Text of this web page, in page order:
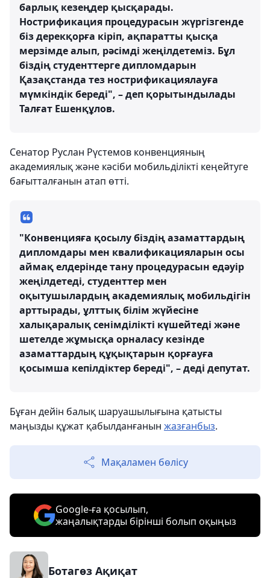
барлық кезеңдер қысқарады.
Нострификация процедурасын жүргізгенде
біз дерекқорға кіріп, ақпаратты қысқа
мерзімде алып, рәсімді жеңілдетеміз. Бұл
біздің студенттерге дипломдарын
Қазақстанда тез нострификациялауға
мүмкіндік береді", – деп қорытындылады
Талғат Ешенқұлов.
Сенатор Руслан Рүстемов конвенцияның
академиялық және кәсіби мобильділікті кеңейтуге
бағытталғанын атап өтті.
"Конвенцияға қосылу біздің азаматтардың
дипломдары мен квалификацияларын осы
аймақ елдерінде тану процедурасын едәуір
жеңілдетеді, студенттер мен
оқытушылардың академиялық мобильдігін
арттырады, ұлттық білім жүйесіне
халықаралық сенімділікті күшейтеді және
шетелде жұмысқа орналасу кезінде
азаматтардың құқықтарын қорғауға
қосымша кепілдіктер береді", – деді депутат.
Бұған дейін балық шаруашылығына қатысты
маңызды құжат қабылданғанын жазғанбыз.
Мақаламен бөлісу
Google-ға қосылып,
жаңалықтарды бірінші болып оқыңыз
Ботагөз Ақиқат